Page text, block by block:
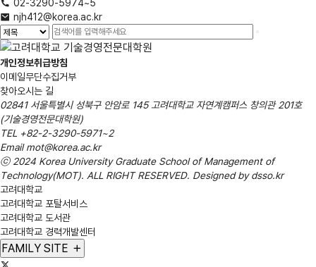
njh412@korea.ac.kr
개인정보취급방침
이메일무단수집거부
찾아오시는 길
02841 서울특별시 성북구 안암로 145 고려대학교 자연계캠퍼스 창의관 201호
(기술경영전문대학원)
TEL +82-2-3290-5971~2
Emailmot@korea.ac.kr
ⓒ 2024 Korea University Graduate School ofManagement of
Technology(MOT). ALL RIGHT RESERVED. Designed bydsso.kr
고려대학교
고려대학교 포탈서비스
고려대학교 도서관
고려대학교 경력개발센터
FAMILY SITE